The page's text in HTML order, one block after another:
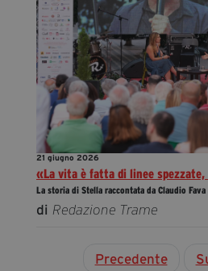
21 giugno 2026
«La vita è fatta di linee
La storia di Stella raccontata da Claudio
di Redazione Trame
Precedente